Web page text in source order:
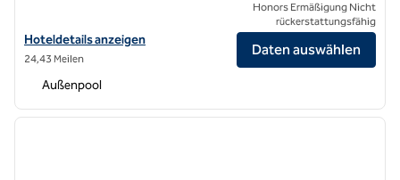
Hoteldetails für Signia by Hilton San Jose anzeigen
Hoteldetails anzeigen
24,43 Meilen
Honors Ermäßigung Nicht
rückerstattungsfähig
Daten auswählen
Außenpool
1 von 12